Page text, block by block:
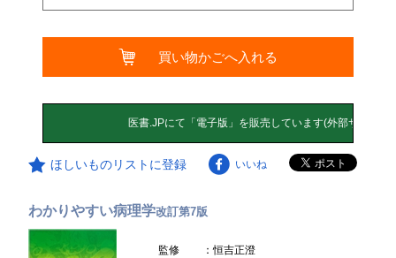
買い物かごへ入れる
ほしいものリストに登録 いいね
わかりやすい病理学改訂第7版
監修
：恒吉正澄